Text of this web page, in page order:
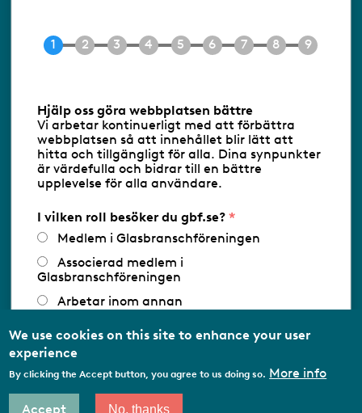
E-post info@gbf.se
Följ oss via RSS
Databasens namn:www.gbf.se-
Glasbranschföreningen AB - Ansvarig
utgivare: Sofia Wahlgren
Hjälp oss göra webbplatsen bättre
Vi arbetar kontinuerligt med att förbättra
webbplatsen så att innehållet blir lätt att
hitta och tillgängligt för alla. Dina synpunkter
är värdefulla och bidrar till en bättre
upplevelse för alla användare.
I vilken roll besöker du gbf.se?
Medlem i Glasbranschföreningen
Associerad medlem i
Glasbranschföreningen
Arbetar inom annan
Utbildningsaktör
We use cookies on this site to enhance your user
experience
By clicking the Accept button, you agree to us doing so. More info
Accept No, thanks